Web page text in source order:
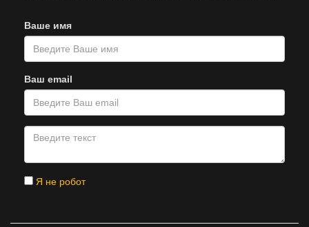
Ваше имя
Ваш email
Я не робот